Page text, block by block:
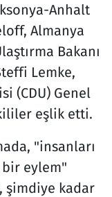
Anhalt
Almanya
Bakanı
Lemke,
(CDU) Genel
eşlik etti.
"insanları
eylem"
şimdiye kadar